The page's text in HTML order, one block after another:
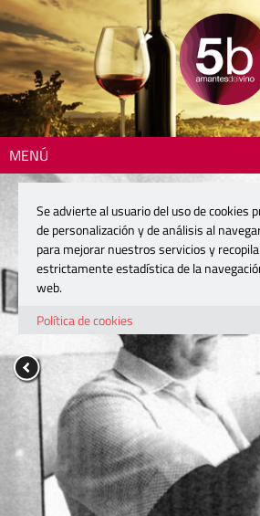
MENÚ
Se advierte al usuario del uso de cookies
de personalización y de análisis al
para mejorar nuestros servicios y
estrictamente estadística de la
web.
Política de cookies